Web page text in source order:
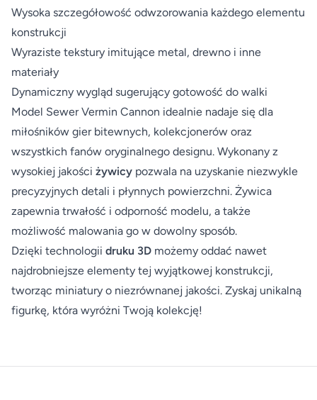
Wysoka szczegółowość odwzorowania każdego elementu
konstrukcji
Wyraziste tekstury imitujące metal, drewno i inne
materiały
Dynamiczny wygląd sugerujący gotowość do walki
Model Sewer Vermin Cannon idealnie nadaje się dla
miłośników gier bitewnych, kolekcjonerów oraz
wszystkich fanów oryginalnego designu. Wykonany z
wysokiej jakości żywicy pozwala na uzyskanie niezwykle
precyzyjnych detali i płynnych powierzchni. Żywica
zapewnia trwałość i odporność modelu, a także
możliwość malowania go w dowolny sposób.
Dzięki technologii druku 3D możemy oddać nawet
najdrobniejsze elementy tej wyjątkowej konstrukcji,
tworząc miniatury o niezrównanej jakości. Zyskaj unikalną
figurkę, która wyróżni Twoją kolekcję!